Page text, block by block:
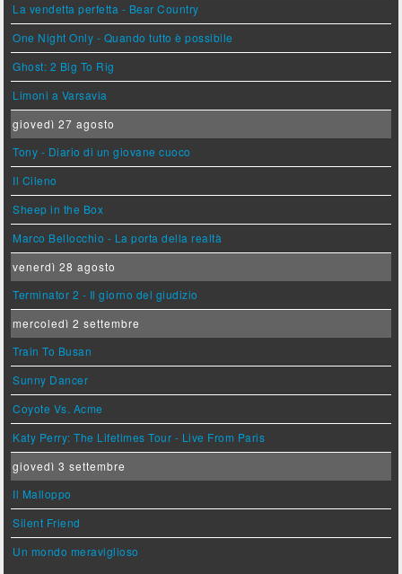
La vendetta perfetta - Bear Country
One Night Only - Quando tutto è possibile
Ghost: 2 Big To Rig
Limoni a Varsavia
giovedì 27 agosto
Tony - Diario di un giovane cuoco
Il Cileno
Sheep in the Box
Marco Bellocchio - La porta della realtà
venerdì 28 agosto
Terminator 2 - Il giorno del giudizio
mercoledì 2 settembre
Train To Busan
Sunny Dancer
Coyote Vs. Acme
Katy Perry: The Lifetimes Tour - Live From Paris
giovedì 3 settembre
Il Malloppo
Silent Friend
Un mondo meraviglioso